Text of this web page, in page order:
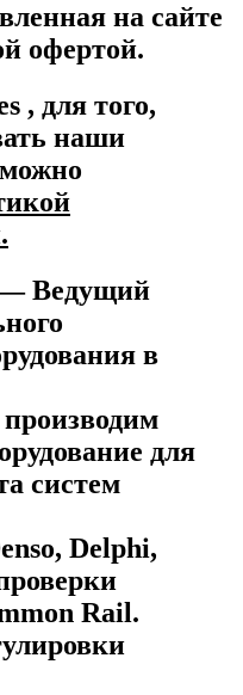
на сайте
офертой.
, для того,
наши
Ведущий
в
для
систем
Delphi,
Rail.